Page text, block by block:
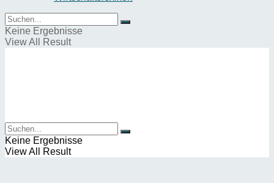
Keine Ergebnisse
View All Result
Keine Ergebnisse
View All Result